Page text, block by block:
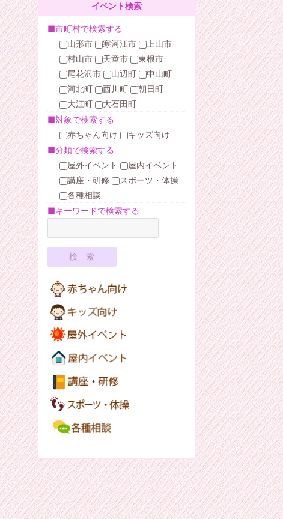
イベント検索
■市町村で検索する
山形市
寒河江市
上山市
村山市
天童市
東根市
尾花沢市
山辺町
中山町
河北町
西川町
朝日町
大江町
大石田町
■対象で検索する
赤ちゃん向け
キッズ向け
■分類で検索する
屋外イベント
屋内イベント
講座・研修
スポーツ・体操
各種相談
■キーワードで検索する